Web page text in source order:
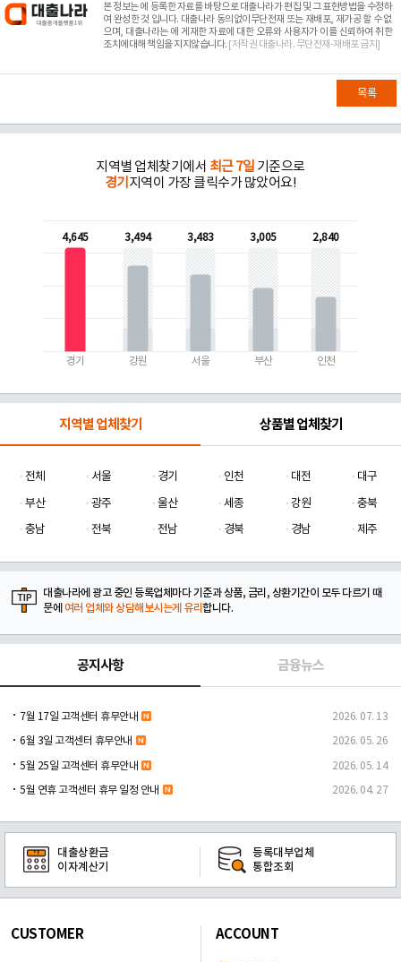
본 정보는에 등록한 자료를 바탕으로 대출나라가 편집 및 그 표현방법을 수정하
여 완성한 것 입니다. 대출나라 동의없이무단전재 또는 재배포, 재가공 할 수 없
으며, 대출나라는 에 게재한 자료에 대한 오류와 사용자가 이를 신뢰하여 취한
조치에대해 책임을 지지않습니다. [저작권 대출나라. 무단전재-재배포 금지]
목록
지역별 업체찾기에서 최근 7일 기준으로
경기 지역이 가장 클릭수가 많았어요!
4,645
경기
3,494
강원
3,483
서울
3,005
부산
2,840
인천
지역별 업체찾기 상품별 업체찾기
전체 서울 경기 인천 대전
대구
부산
광주 울산 세종 강원
충북
충남
전북 전남 경북 경남 제주
대출나라에 광고 중인 등록업체마다 기준과 상품, 금리, 상환기간이 모두 다르기 때
문에 여러 업체와 상담해보시는게 유리합니다.
공지사항 금융뉴스
7월 17일 고객센터 휴무안내 2026. 07. 13
6월 3일 고객센터 휴무안내 2026. 05. 26
5월 25일 고객센터 휴무안내 2026. 05. 14
5월 연휴 고객센터 휴무 일정 안내 2026. 04. 27
대출상환금
이자계산기
등록대부업체
통합조회
CUSTOMER ACCOUNT